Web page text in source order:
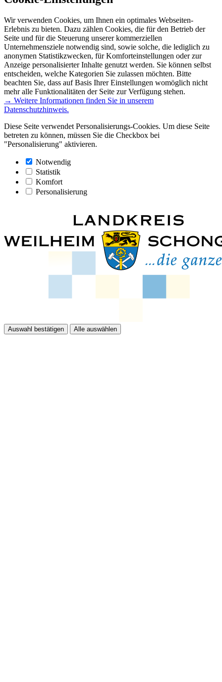
Wir verwenden Cookies, um Ihnen ein optimales Webseiten-
Erlebnis zu bieten. Dazu zählen Cookies, die für den Betrieb der
Seite und für die Steuerung unserer kommerziellen
Unternehmensziele notwendig sind, sowie solche, die lediglich zu
anonymen Statistikzwecken, für Komforteinstellungen oder zur
Anzeige personalisierter Inhalte genutzt werden. Sie können selbst
entscheiden, welche Kategorien Sie zulassen möchten. Bitte
beachten Sie, dass auf Basis Ihrer Einstellungen womöglich nicht
mehr alle Funktionalitäten der Seite zur Verfügung stehen.
→ Weitere Informationen finden Sie in unserem
Datenschutzhinweis.
Diese Seite verwendet Personalisierungs-Cookies. Um diese Seite
betreten zu können, müssen Sie die Checkbox bei
"Personalisierung" aktivieren.
Notwendig
Statistik
Komfort
Personalisierung
Auswahl bestätigen Alle auswählen